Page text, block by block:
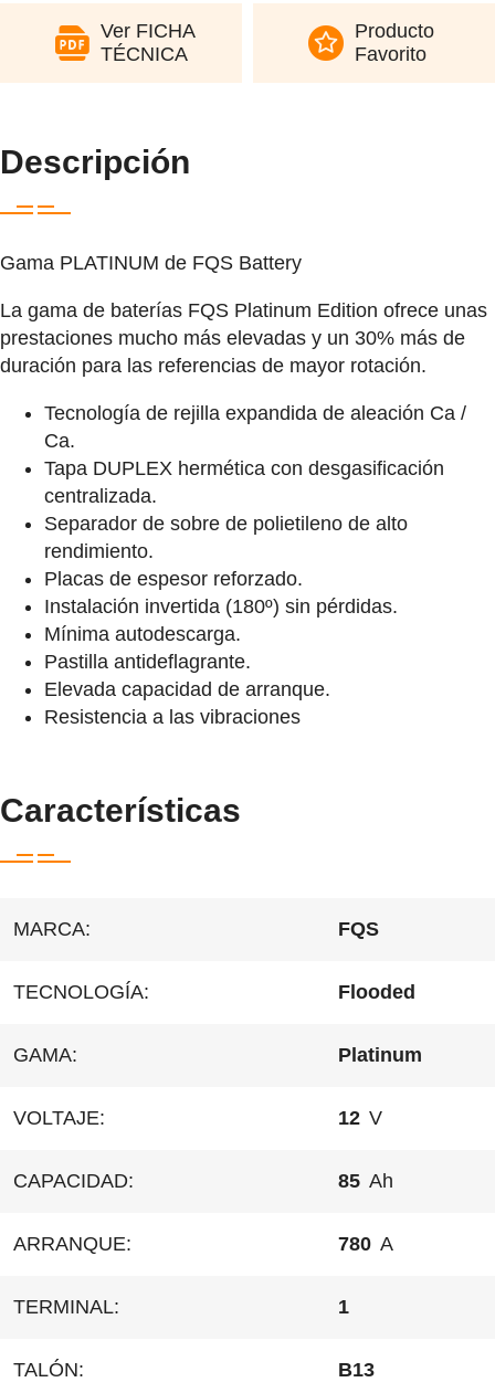
Ver FICHA
TÉCNICA
Producto
Favorito
Descripción
Gama PLATINUM de FQS Battery
La gama de baterías FQS Platinum Edition ofrece unas
prestaciones mucho más elevadas y un 30% más de
duración para las referencias de mayor rotación.
Tecnología de rejilla expandida de aleación Ca /
Ca.
Tapa DUPLEX hermética con desgasificación
centralizada.
Separador de sobre de polietileno de alto
rendimiento.
Placas de espesor reforzado.
Instalación invertida (180º) sin pérdidas.
Mínima autodescarga.
Pastilla antideflagrante.
Elevada capacidad de arranque.
Resistencia a las vibraciones
Características
MARCA: FQS
TECNOLOGÍA: Flooded
GAMA: Platinum
VOLTAJE: 12 V
CAPACIDAD: 85 Ah
ARRANQUE: 780 A
TERMINAL: 1
TALÓN: B13